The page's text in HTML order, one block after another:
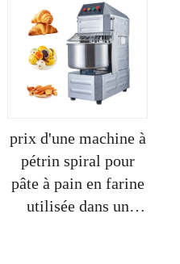
pour pâte
prix d'une machine à
pétrin spiral pour
pâte à pain en farine
utilisée dans un